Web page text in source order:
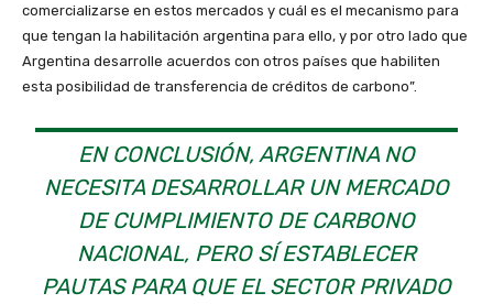
comercializarse en estos mercados y cuál es el mecanismo para
que tengan la habilitación argentina para ello, y por otro lado que
Argentina desarrolle acuerdos con otros países que habiliten
esta posibilidad de transferencia de créditos de carbono”.
EN CONCLUSIÓN, ARGENTINA NO
NECESITA DESARROLLAR UN MERCADO
DE CUMPLIMIENTO DE CARBONO
NACIONAL, PERO SÍ ESTABLECER
PAUTAS PARA QUE EL SECTOR PRIVADO